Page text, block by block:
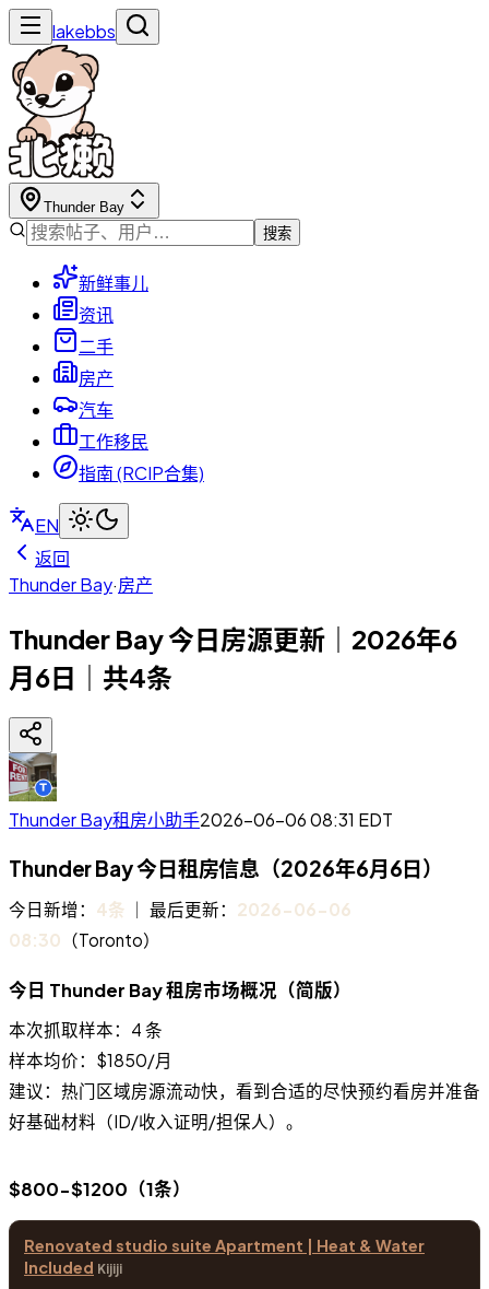
lakebbs
Thunder Bay
搜索
新鲜事儿
资讯
二手
房产
汽车
工作移民
指南 (RCIP合集)
EN
返回
Thunder Bay·房产
Thunder Bay 今日房源更新｜2026年6
月6日｜共4条
Thunder Bay租房小助手2026-06-06 08:31 EDT
Thunder Bay 今日租房信息（2026年6月6日）
今日新增： 4条 ｜ 最后更新： 2026-06-06
08:30 （Toronto）
今日 Thunder Bay 租房市场概况（简版）
本次抓取样本：4 条
样本均价：$1850/月
建议：热门区域房源流动快，看到合适的尽快预约看房并准备
好基础材料（ID/收入证明/担保人）。
$800-$1200（1条）
Renovated studio suite Apartment | Heat & Water
Included Kijiji